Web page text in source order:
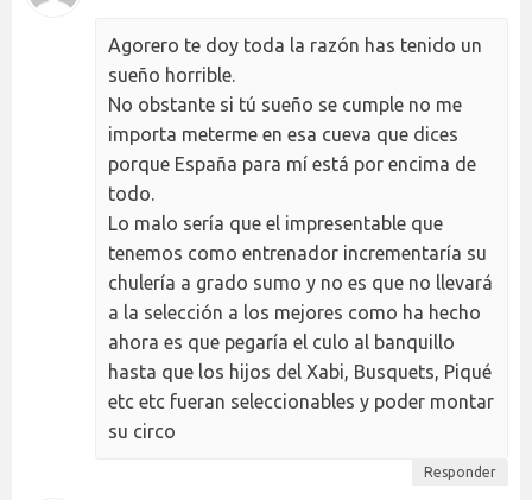
Agorero te doy toda la razón has tenido un
sueño horrible.
No obstante si tú sueño se cumple no me
importa meterme en esa cueva que dices
porque España para mí está por encima de
todo.
Lo malo sería que el impresentable que
tenemos como entrenador incrementaría su
chulería a grado sumo y no es que no llevará
a la selección a los mejores como ha hecho
ahora es que pegaría el culo al banquillo
hasta que los hijos del Xabi, Busquets, Piqué
etc etc fueran seleccionables y poder montar
su circo
Responder